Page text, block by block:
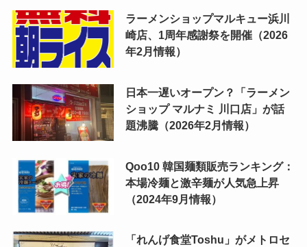
ラーメンショップマルキュー浜川
崎店、1周年感謝祭を開催（2026
年2月情報）
日本一遅いオープン？「ラーメン
ショップ マルナミ 川口店」が話
題沸騰（2026年2月情報）
Qoo10 韓国麺類販売ランキング：
本場冷麺と激辛麺が人気急上昇
（2024年9月情報）
「れんげ食堂Toshu」がメトロセ